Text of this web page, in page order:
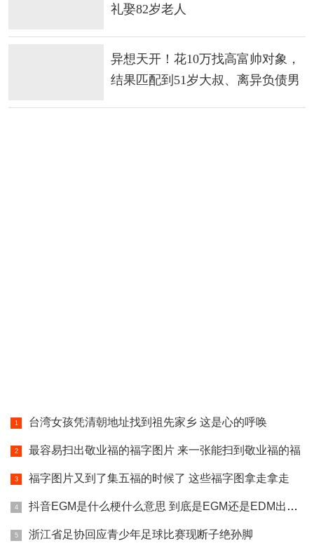
礼娶82岁老人
异想天开！花10万找高富帅对象，
结果匹配到51岁大叔、离异负债男
台湾女孩凭清朝地址找到祖先家乡 这是心的呼唤
最容易扫出敬业福的福字图片 来一张能扫到敬业福的福
福字图片又到了集五福的时候了 这些福字图拿走拿走
抖音EGM是什么梗什么意思 到底是EGM还是EDM出处哪里
浙江省足协回应青少年足球比赛现断子绝孙脚